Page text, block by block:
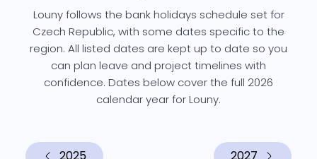
Louny follows the bank holidays schedule set for
Czech Republic, with some dates specific to the
region. All listed dates are kept up to date so you
can plan leave and project timelines with
confidence. Dates below cover the full 2026
calendar year for Louny.